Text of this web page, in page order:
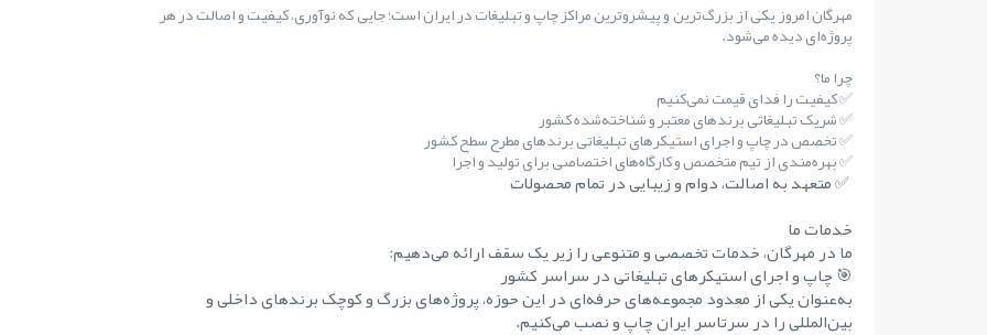
مهرگان امروز یکی از بزرگ‌ترین و پیشروترین مراکز چاپ و تبلیغات در ایران است؛ جایی که نوآوری، کیفیت و اصالت در هر
پروژه‌ای دیده می‌شود.
چرا ما؟
✅ کیفیت را فدای قیمت نمی‌کنیم
✅ شریک تبلیغاتی برندهای معتبر و شناخته‌شده کشور
✅ تخصص در چاپ و اجرای استیکرهای تبلیغاتی برندهای مطرح سطح کشور
✅ بهره‌مندی از تیم متخصص و کارگاه‌های اختصاصی برای تولید و اجرا
✅ متعهد به اصالت، دوام و زیبایی در تمام محصولات
خدمات ما
ما در مهرگان، خدمات تخصصی و متنوعی را زیر یک سقف ارائه می‌دهیم:
🎯 چاپ و اجرای استیکرهای تبلیغاتی در سراسر کشور
به‌عنوان یکی از معدود مجموعه‌های حرفه‌ای در این حوزه، پروژه‌های بزرگ و کوچک برندهای داخلی و
بین‌المللی را در سرتاسر ایران چاپ و نصب می‌کنیم.